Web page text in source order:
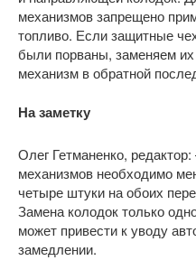
механизмов запрещено
топливо. Если защитные
были порваны, заменяем
механизм в обратной
На заметку
Олег Гетманенко,
механизмов необходимо
четыре штуки на обоих
Замена колодок только
может привести к уводу
замедлении.